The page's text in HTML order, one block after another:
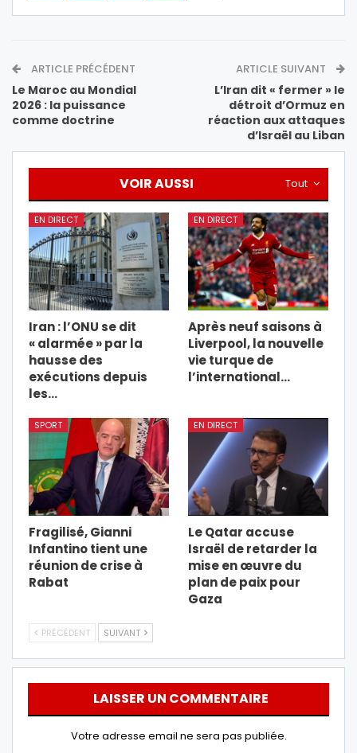
ARTICLE PRÉCÉDENT
Le Maroc au Mondial
2026 : la puissance
comme doctrine
ARTICLE SUIVANT
L’Iran dit « fermer » le
détroit d’Ormuz en
réaction aux attaques
d’Israël au Liban
Tout
VOIR AUSSI
EN DIRECT
Iran : l’ONU se dit
« alarmée » par la
hausse des
exécutions depuis
les…
EN DIRECT
Après neuf saisons à
Liverpool, la nouvelle
vie turque de
l’international…
SPORT
Fragilisé, Gianni
Infantino tient une
réunion de crise à
Rabat
EN DIRECT
Le Qatar accuse
Israël de retarder la
mise en œuvre du
plan de paix pour
Gaza
PRÉCÉDENT SUIVANT
LAISSER UN COMMENTAIRE
Votre adresse email ne sera pas publiée.